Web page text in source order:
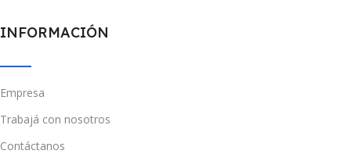
INFORMACIÓN
Empresa
Trabajá con nosotros
Contáctanos